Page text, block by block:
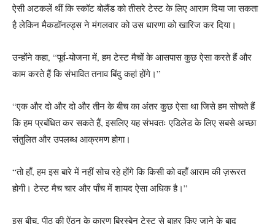
ऐसी अटकलें थीं कि स्कॉट बोलैंड को तीसरे टेस्ट के लिए आराम दिया जा सकता
है लेकिन मैकडॉनल्ड्स ने मंगलवार को उस धारणा को खारिज कर दिया।
उन्होंने कहा, “पूर्व-योजना में, हम टेस्ट मैचों के आसपास कुछ ऐसा करते हैं और
काम करते हैं कि संभावित तनाव बिंदु कहां होंगे।”
“एक और दो और दो और तीन के बीच का अंतर कुछ ऐसा था जिसे हम सोचते हैं
कि हम प्रबंधित कर सकते हैं, इसलिए यह संभवतः एडिलेड के लिए सबसे अच्छा
संतुलित और उपलब्ध आक्रमण होगा।
“तो हाँ, हम इस बारे में नहीं सोच रहे होंगे कि किसी को वहाँ आराम की ज़रूरत
होगी। टेस्ट मैच चार और पाँच में शायद ऐसा अधिक है।”
इस बीच, पीठ की ऐंठन के कारण ब्रिस्बेन टेस्ट से बाहर किए जाने के बाद